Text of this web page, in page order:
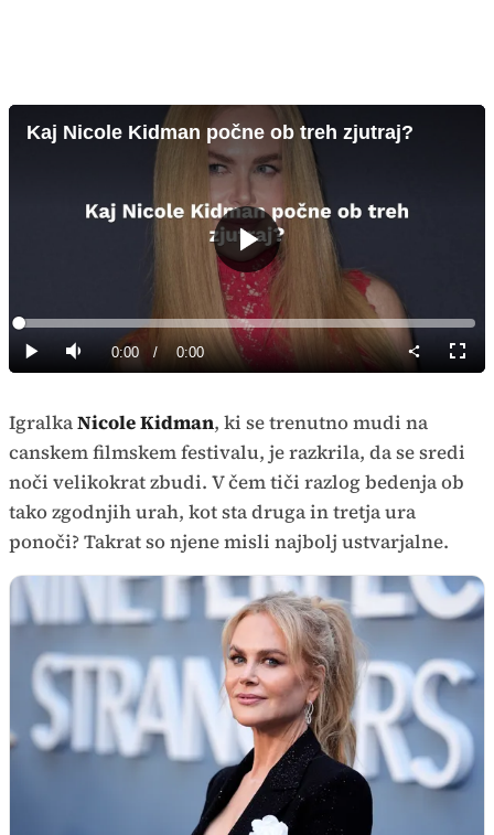
Kaj Nicole Kidman počne ob treh zjutraj?
Predvajaj
PredvajajTiho Current
0:00 / Duration
0:00
Loaded:
0%
način
IgralkaNicole Kidman, ki se trenutno mudi na
canskem filmskem festivalu, je razkrila, da se sredi
noči velikokrat zbudi. V čem tiči razlog bedenja ob
tako zgodnjih urah, kot sta druga in tretja ura
ponoči? Takrat so njene misli najbolj ustvarjalne.